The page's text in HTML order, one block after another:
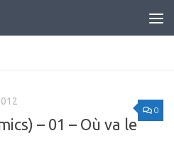
0
– 01 – Où va le